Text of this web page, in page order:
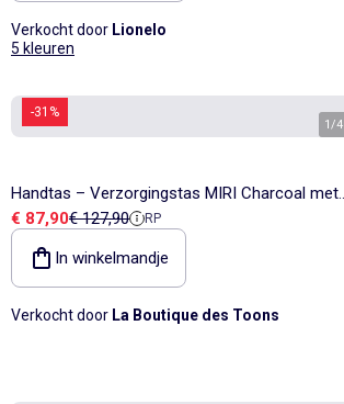
Verkocht door Lionelo
5 kleuren
-31%
1/4
Handtas – Verzorgingstas MIRI Charcoal met
verschoningsmatje – Kipling
Verkoopprijs
€ 87,90Referentieprijs
€ 127,90 RP
In winkelmandje
Verkocht door La Boutique des Toons